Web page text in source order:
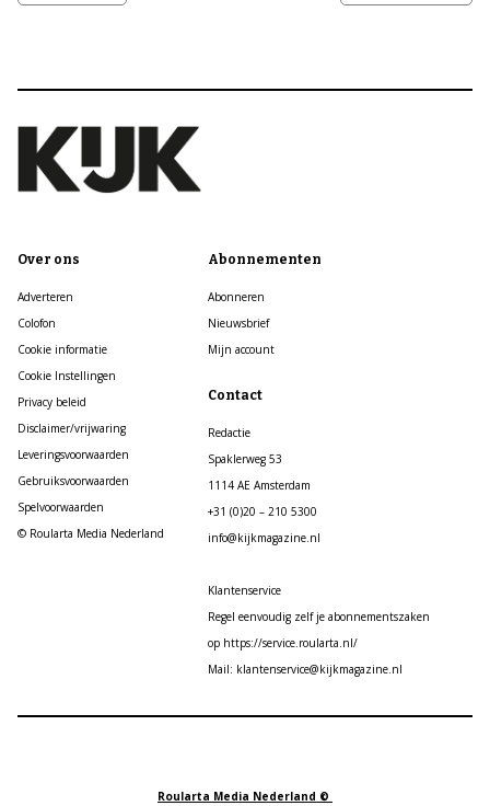
Over ons
Adverteren
Colofon
Cookie informatie
Cookie Instellingen
Privacy beleid
Disclaimer/vrijwaring
Leveringsvoorwaarden
Gebruiksvoorwaarden
Spelvoorwaarden
© Roularta Media Nederland
Abonnementen
Abonneren
Nieuwsbrief
Mijn account
Contact
Redactie
Spaklerweg 53
1114 AE Amsterdam
+31 (0)20 – 210 5300
info@kijkmagazine.nl
Klantenservice
Regel eenvoudig zelf je abonnementszaken
op https://service.roularta.nl/
Mail: klantenservice@kijkmagazine.nl
Roularta Media Nederland ©